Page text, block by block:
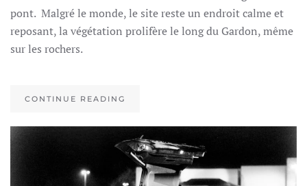
pont. Malgré le monde, le site reste un endroit calme et
reposant, la végétation prolifère le long du Gardon, même
sur les rochers.
CONTINUE READING